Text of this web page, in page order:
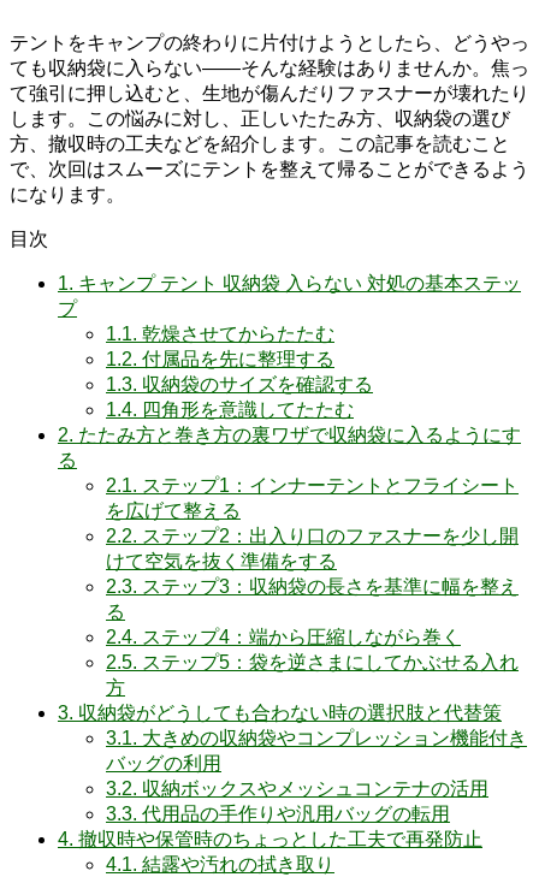
テントをキャンプの終わりに片付けようとしたら、どうやっ
ても収納袋に入らない――そんな経験はありませんか。焦っ
て強引に押し込むと、生地が傷んだりファスナーが壊れたり
します。この悩みに対し、正しいたたみ方、収納袋の選び
方、撤収時の工夫などを紹介します。この記事を読むこと
で、次回はスムーズにテントを整えて帰ることができるよう
になります。
目次
1. キャンプ テント 収納袋 入らない 対処の基本ステッ
プ
1.1. 乾燥させてからたたむ
1.2. 付属品を先に整理する
1.3. 収納袋のサイズを確認する
1.4. 四角形を意識してたたむ
2. たたみ方と巻き方の裏ワザで収納袋に入るようにす
る
2.1. ステップ1：インナーテントとフライシート
を広げて整える
2.2. ステップ2：出入り口のファスナーを少し開
けて空気を抜く準備をする
2.3. ステップ3：収納袋の長さを基準に幅を整え
る
2.4. ステップ4：端から圧縮しながら巻く
2.5. ステップ5：袋を逆さまにしてかぶせる入れ
方
3. 収納袋がどうしても合わない時の選択肢と代替策
3.1. 大きめの収納袋やコンプレッション機能付き
バッグの利用
3.2. 収納ボックスやメッシュコンテナの活用
3.3. 代用品の手作りや汎用バッグの転用
4. 撤収時や保管時のちょっとした工夫で再発防止
4.1. 結露や汚れの拭き取り